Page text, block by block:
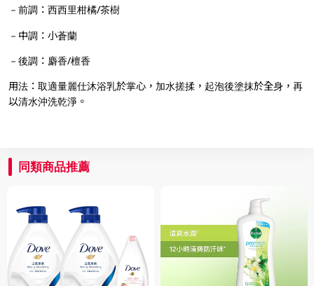
－前調：西西里柑橘/茶樹
－中調：小蒼蘭
－後調：麝香/檀香
用法：取適量麗仕沐浴乳於掌心，加水搓揉，起泡後塗抹於全身，再
以清水沖洗乾淨。
同類商品推薦